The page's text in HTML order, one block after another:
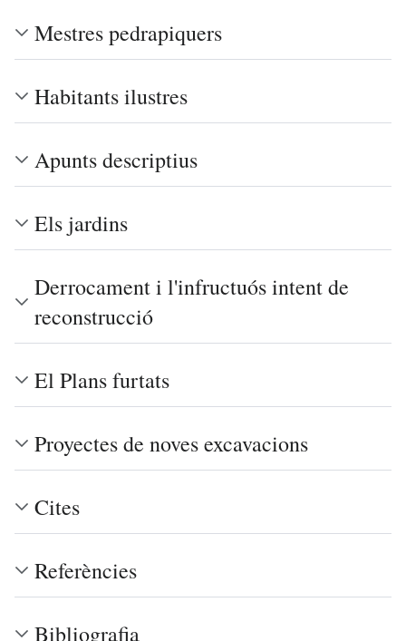
Mestres pedrapiquers
Habitants ilustres
Apunts descriptius
Els jardins
Derrocament i l'infructuós intent de
reconstrucció
El Plans furtats
Proyectes de noves excavacions
Cites
Referències
Bibliografia